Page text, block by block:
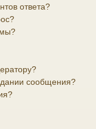
ответа?
сообщения?